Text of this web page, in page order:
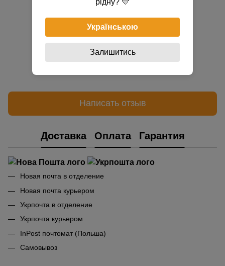
Написать отзыв
Доставка Оплата Гарантия
Новая почта в отделение
Новая почта курьером
Укрпочта в отделение
Укрпочта курьером
InPost почтомат (Польша)
Самовывоз
Українською
Залишитись